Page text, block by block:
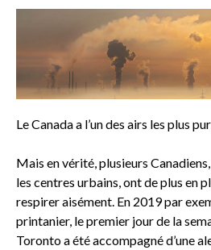
Le Canada a l’un des airs les plus
Mais en vérité, plusieurs
les centres urbains, ont de plus en
respirer aisément. En 2019 par
printanier, le premier jour de la
Toronto a été accompagné d’une